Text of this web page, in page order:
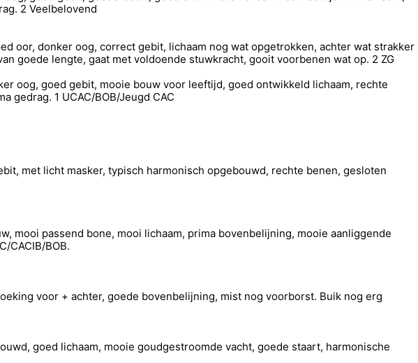
2 Veelbelovend
oor, donker oog, correct gebit, lichaam nog wat opgetrokken, achter wat strakker
goede lengte, gaat met voldoende stuwkracht, gooit voorbenen wat op. 2 ZG
oog, goed gebit, mooie bouw voor leeftijd, goed ontwikkeld lichaam, rechte
gedrag. 1 UCAC/BOB/Jeugd CAC
met licht masker, typisch harmonisch opgebouwd, rechte benen, gesloten
mooi passend bone, mooi lichaam, prima bovenbelijning, mooie aanliggende
CACIB/BOB.
voor + achter, goede bovenbelijning, mist nog voorborst. Buik nog erg
goed lichaam, mooie goudgestroomde vacht, goede staart, harmonische